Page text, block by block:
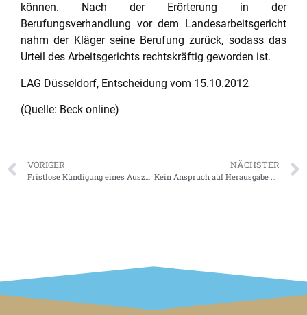
können. Nach der Erörterung in der
Berufungsverhandlung vor dem Landesarbeitsgericht
nahm der Kläger seine Berufung zurück, sodass das
Urteil des Arbeitsgerichts rechtskräftig geworden ist.
LAG Düsseldorf, Entscheidung vom 15.10.2012
(Quelle: Beck online)
VORIGER
Fristlose Kündigung eines Auszubildenden nach beleidigenden Facebook-Äußerungen wirksam
NÄCHSTER
Kein Anspruch auf Herausgabe der Vergütung bei Verletzung eines Wettbewerbsverbots